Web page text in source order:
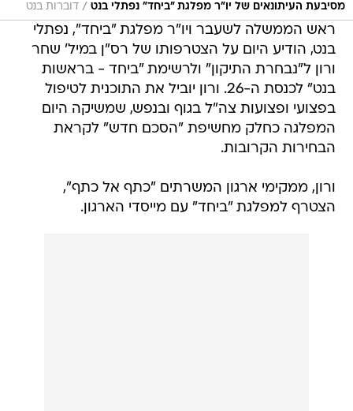
מסיבעת העיתונאים של יו״ר מפלגת ״ביחד״ נפתלי בנט / דוברות בנט
ראש הממשלה לשעבר ויו"ר מפלגת "ביחד", נפתלי
בנט, הודיע היום על הצטרפותו של רס"ן במיל' שחר
ורון ל"נבחרת התיקון" ולרשימת "ביחד - בראשות
בנט" לכנסת ה-26. ורון יוביל את התוכנית לטיפול
בפצועי ופצועות צה"ל בגוף ובנפש, שמשיקה היום
המפלגה כחלק מחשיפת "הסכם חדש" לקראת
הבחירות הקרובות.
ורון, ממקימי ארגון המשרתים "כתף אל כתף",
הצטרף למפלגת "ביחד" עם מייסדי הארגון.